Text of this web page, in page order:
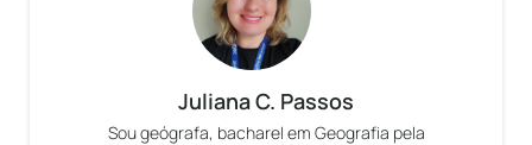
Juliana C. Passos
Sou geógrafa, bacharel em Geografia pela